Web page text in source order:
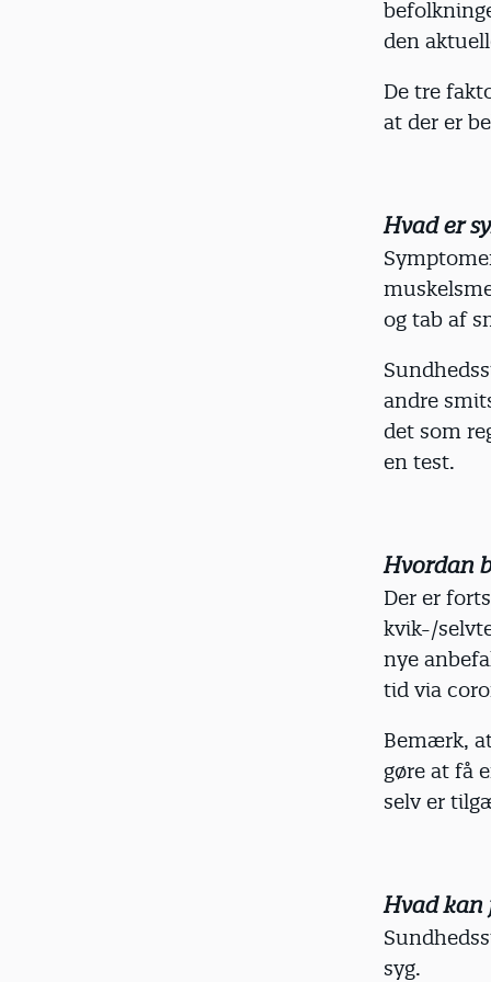
den
De tre
at der er
Hvad er
og tab af
andre
det som
en test.
Hvordan
Der er
kvik-/
nye
tid via
Bemærk,
gøre at få
selv er
Hvad kan
syg.